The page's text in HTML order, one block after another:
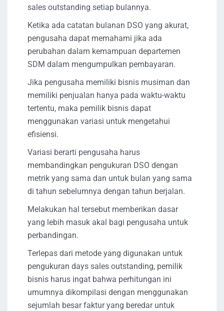
sales outstanding setiap bulannya.
Ketika ada catatan bulanan DSO yang akurat,
pengusaha dapat memahami jika ada
perubahan dalam kemampuan departemen
SDM dalam mengumpulkan pembayaran.
Jika pengusaha memiliki bisnis musiman dan
memiliki penjualan hanya pada waktu-waktu
tertentu, maka pemilik bisnis dapat
menggunakan variasi untuk mengetahui
efisiensi.
Variasi berarti pengusaha harus
membandingkan pengukuran DSO dengan
metrik yang sama dan untuk bulan yang sama
di tahun sebelumnya dengan tahun berjalan.
Melakukan hal tersebut memberikan dasar
yang lebih masuk akal bagi pengusaha untuk
perbandingan.
Terlepas dari metode yang digunakan untuk
pengukuran days sales outstanding, pemilik
bisnis harus ingat bahwa perhitungan ini
umumnya dikompilasi dengan menggunakan
sejumlah besar faktur yang beredar untuk